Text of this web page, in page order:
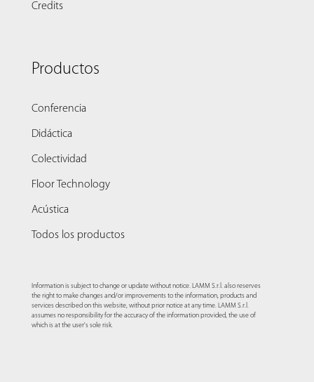
Credits
Productos
Conferencia
Didáctica
Colectividad
Floor Technology
Acústica
Todos los productos
Information is subject to change or update without notice. LAMM S.r.l. also reserves
the right to make changes and/or improvements to the information, products and
services described on this website, without prior notice at any time. LAMM S.r.l.
assumes no responsibility for the accuracy of the information provided, the use of
which is at the user's sole risk.